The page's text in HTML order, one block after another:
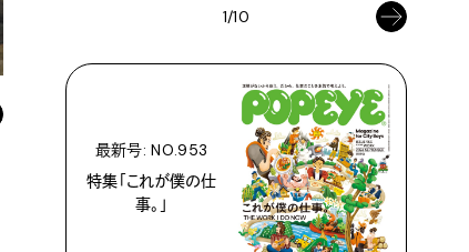
1/10
最新号: NO.953
特集「これが僕の仕
事。」